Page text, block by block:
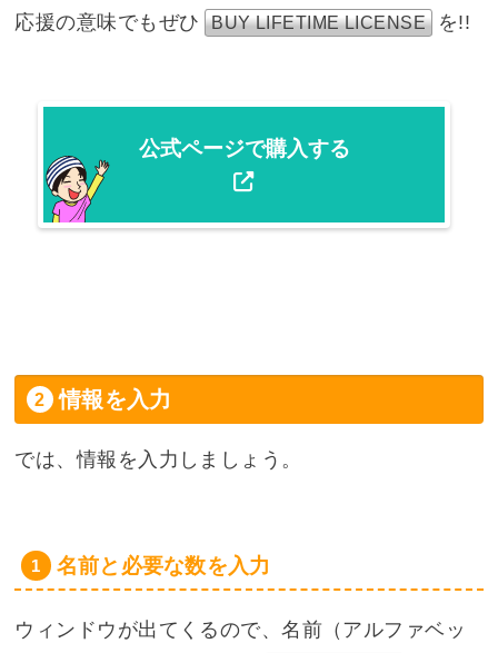
応援の意味でもぜひ BUY LIFETIME LICENSE を!!
公式ページで購入する
情報を入力
では、情報を入力しましょう。
名前と必要な数を入力
ウィンドウが出てくるので、名前（アルファベッ